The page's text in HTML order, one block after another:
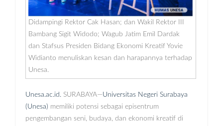
Didampingi Rektor Cak Hasan; dan Wakil Rektor III
Bambang Sigit Widodo; Wagub Jatim Emil Dardak
dan Stafsus Presiden Bidang Ekonomi Kreatif Yovie
Widianto menuliskan kesan dan harapannya terhadap
Unesa.
Unesa.ac.id. SURABAYA—Universitas Negeri Surabaya
(Unesa) memiliki potensi sebagai episentrum
pengembangan seni, budaya, dan ekonomi kreatif di